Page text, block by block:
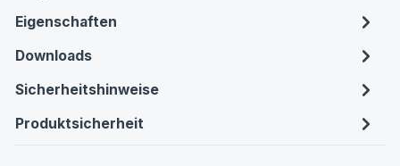
Eigenschaften
Downloads
Sicherheitshinweise
Produktsicherheit